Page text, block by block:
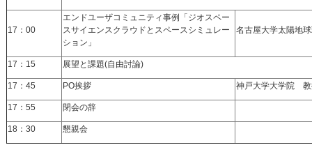
17：00
エンドユーザコミュニティ事例「ジオスペー
スサイエンスクラウドとスペースシミュレー
ション」
名古屋大学太陽
17：15 展望と課題(自由討論)
17：45 PO挨拶 神戸大学大学院
17：55 閉会の辞
18：30 懇親会